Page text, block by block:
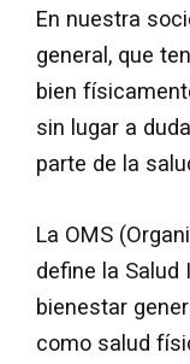
En nuestra
general, que
bien
sin lugar a
parte de la
La OMS
define la Salud
bienestar
como salud